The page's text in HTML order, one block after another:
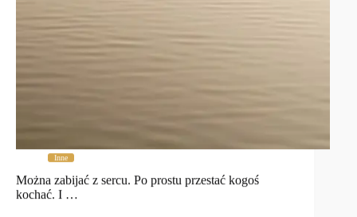
Inne
Można zabijać z sercu. Po prostu przestać kogoś
kochać. I …